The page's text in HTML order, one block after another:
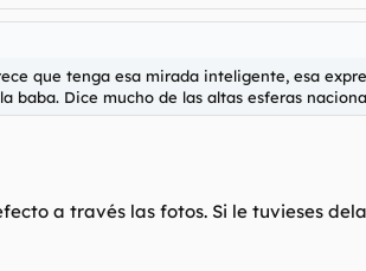
que tenga esa mirada inteligente, esa
baba. Dice mucho de las altas esferas
a través las fotos. Si le tuvieses